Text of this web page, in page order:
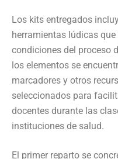
Los kits entregados
herramientas lúdicas
condiciones del proceso
los elementos se
marcadores y otros
seleccionados para
docentes durante las
instituciones de salud.
El primer reparto se